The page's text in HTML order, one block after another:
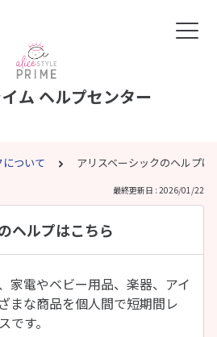
ム ヘルプセンター
ついて アリスベーシックのヘルプは
最終更新日 : 2026/01/22
ヘルプはこちら
家電やベビー用品、楽器、アイ
まな商品を個人間で短期間レ
です。